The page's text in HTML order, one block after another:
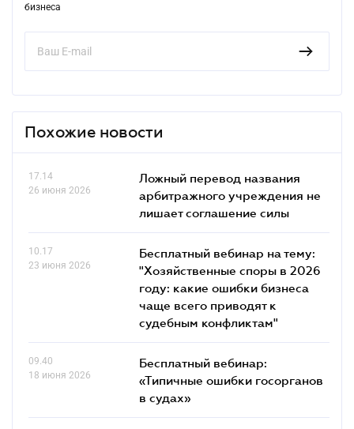
бизнеса
Похожие новости
17.14
26 июня 2026
Ложный перевод названия
арбитражного учреждения не
лишает соглашение силы
10.17
23 июня 2026
Бесплатный вебинар на тему:
"Хозяйственные споры в 2026
году: какие ошибки бизнеса
чаще всего приводят к
судебным конфликтам"
09.40
18 июня 2026
Бесплатный вебинар:
«Типичные ошибки госорганов
в судах»